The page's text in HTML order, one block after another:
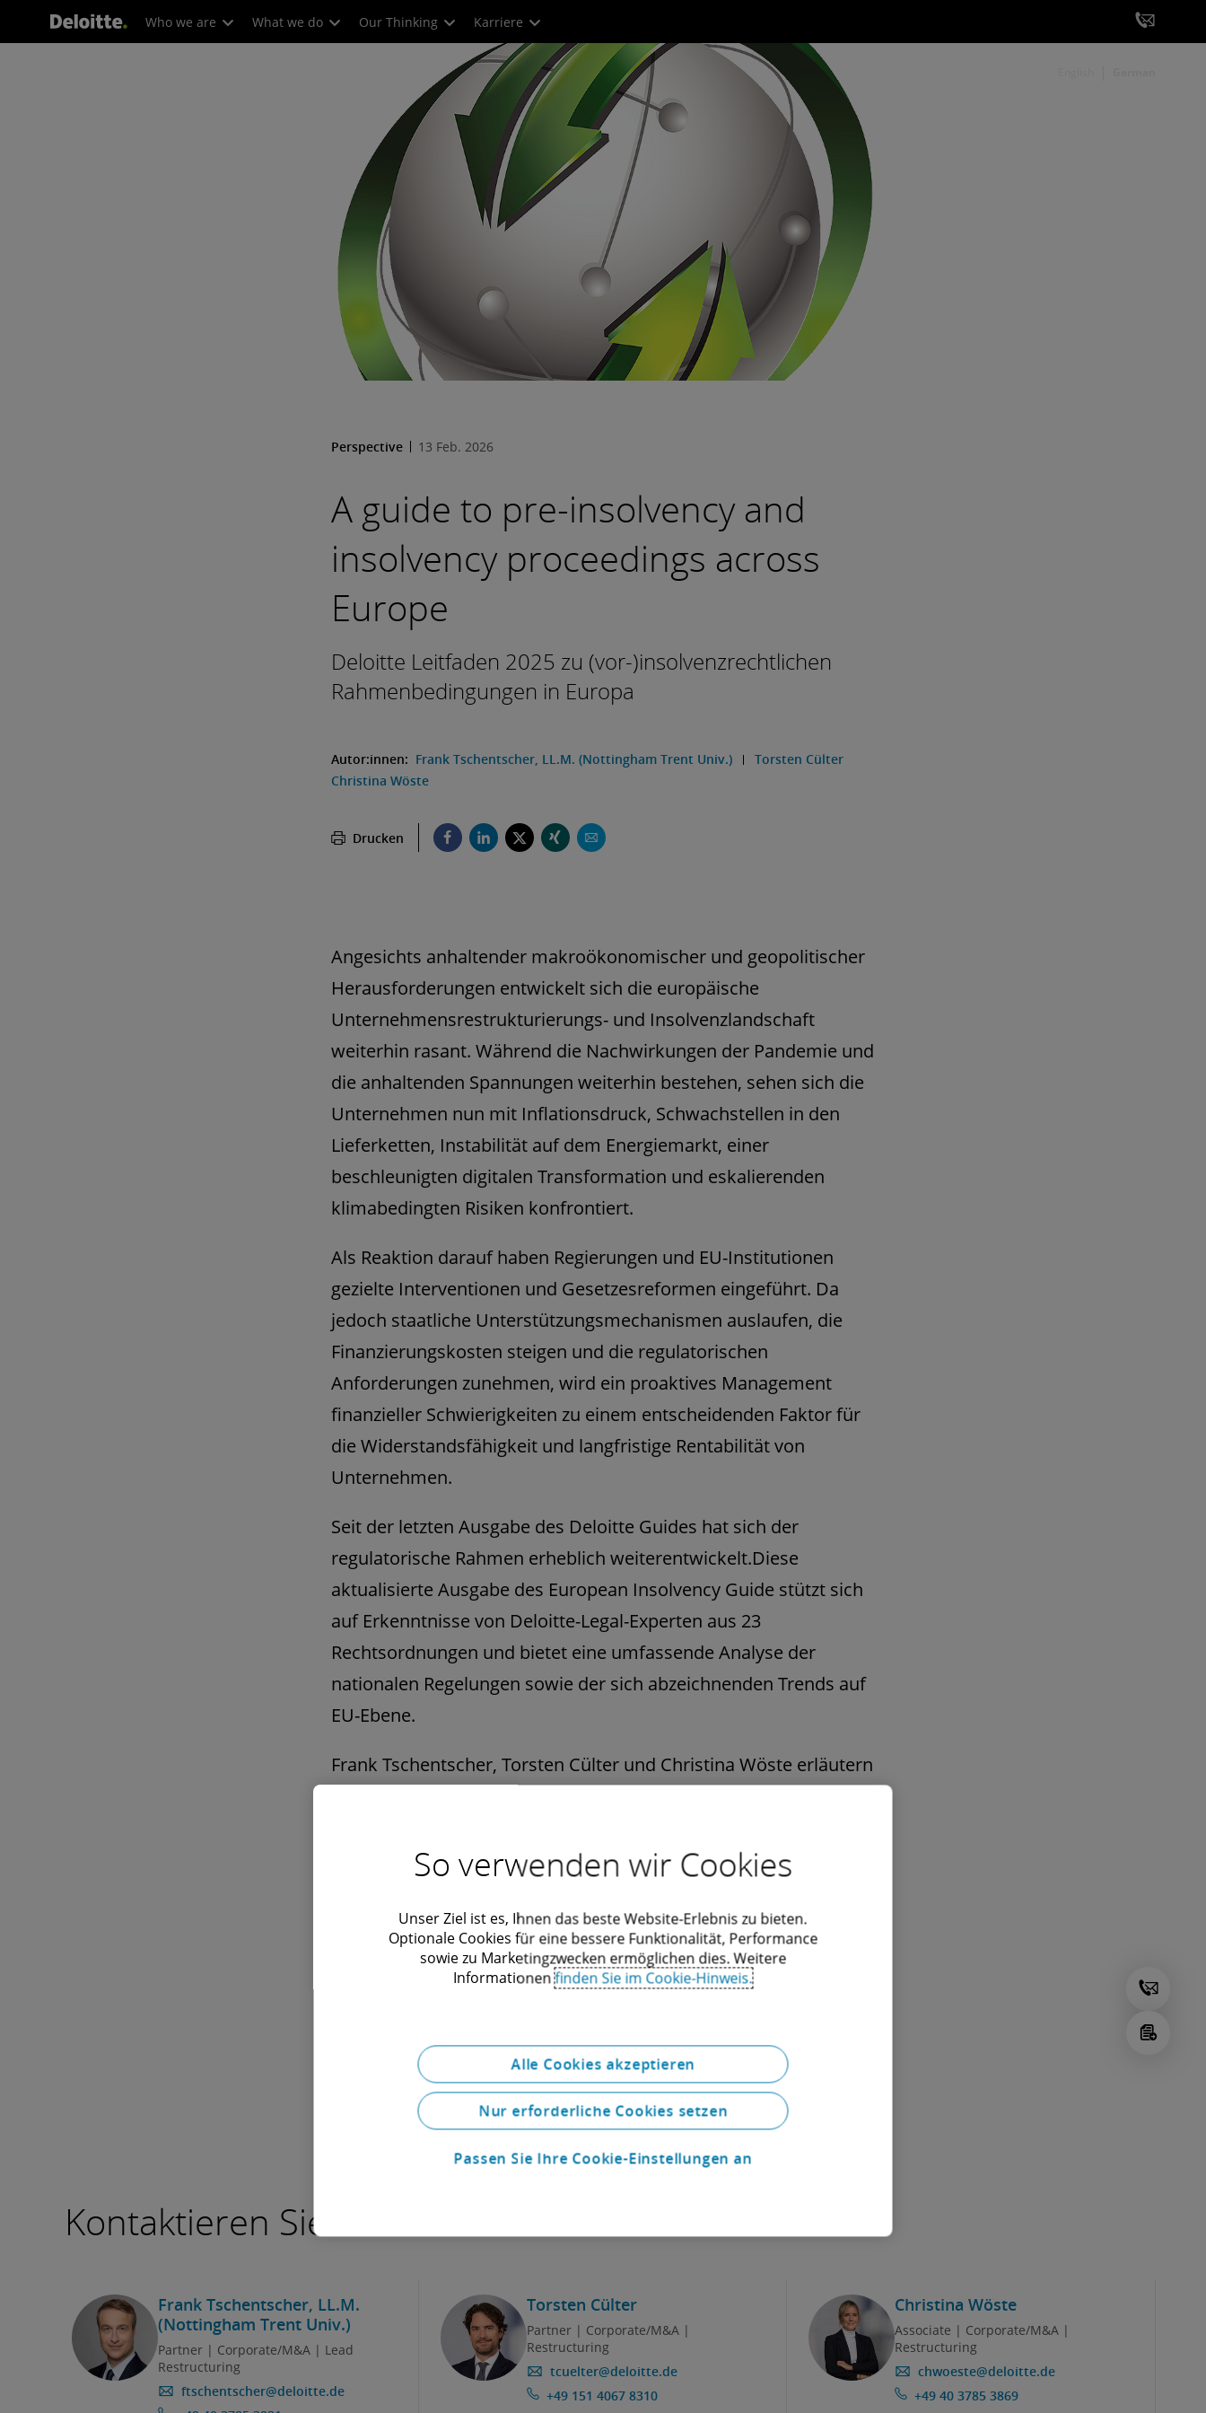
Who we are What we do Our Thinking Karriere
Perspective 13 Feb. 2026
A guide to pre-insolvency and
insolvency proceedings across
Europe
Deloitte Leitfaden 2025 zu (vor-)insolvenzrechtlichen
Rahmenbedingungen in Europa
Autor:innen: Frank Tschentscher, LL.M. (Nottingham Trent Univ.)
Torsten Cülter
Christina Wöste
Drucken
Angesichts anhaltender makroökonomischer und geopolitischer
Herausforderungen entwickelt sich die europäische
Unternehmensrestrukturierungs- und Insolvenzlandschaft
weiterhin rasant. Während die Nachwirkungen der Pandemie und
die anhaltenden Spannungen weiterhin bestehen, sehen sich die
Unternehmen nun mit Inflationsdruck, Schwachstellen in den
Lieferketten, Instabilität auf dem Energiemarkt, einer
beschleunigten digitalen Transformation und eskalierenden
klimabedingten Risiken konfrontiert.
Als Reaktion darauf haben Regierungen und EU-Institutionen
gezielte Interventionen und Gesetzesreformen eingeführt. Da
jedoch staatliche Unterstützungsmechanismen auslaufen, die
Finanzierungskosten steigen und die regulatorischen
Anforderungen zunehmen, wird ein proaktives Management
finanzieller Schwierigkeiten zu einem entscheidenden Faktor für
die Widerstandsfähigkeit und langfristige Rentabilität von
Unternehmen.
Seit der letzten Ausgabe des Deloitte Guides hat sich der
regulatorische Rahmen erheblich weiterentwickelt.Diese
aktualisierte Ausgabe des European Insolvency Guide stützt sich
auf Erkenntnisse von Deloitte-Legal-Experten aus 23
Rechtsordnungen und bietet eine umfassende Analyse der
nationalen Regelungen sowie der sich abzeichnenden Trends auf
EU-Ebene.
Frank Tschentscher, Torsten Cülter und Christina Wöste erläutern
Download
A guide to pre-insolvency and insolvency proceedings across Europe (in
Hier lesen
Kontaktieren Sie uns
Frank Tschentscher, LL.M.
(Nottingham Trent Univ.)
Partner | Corporate/M&A | Lead
Restructuring
ftschentscher@deloitte.de
Torsten Cülter
Partner | Corporate/M&A |
Restructuring
tcuelter@deloitte.de
+49 151 4067 8310
Christina Wöste
Associate | Corporate/M&A |
Restructuring
chwoeste@deloitte.de
+49 40 3785 3869
So verwenden wir Cookies
Unser Ziel ist es, Ihnen das beste Website-Erlebnis zu bieten.
Optionale Cookies für eine bessere Funktionalität, Performance
sowie zu Marketingzwecken ermöglichen dies. Weitere
Informationenfinden Sie im Cookie-Hinweis.
Alle Cookies akzeptieren
Nur erforderliche Cookies setzen
Passen Sie Ihre Cookie-Einstellungen an